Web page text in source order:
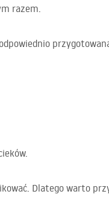
razem.
Dlatego warto